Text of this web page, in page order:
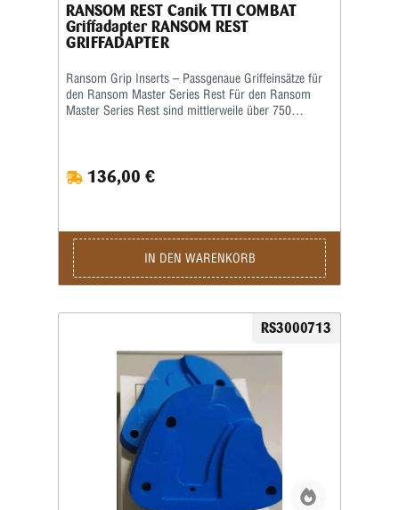
RANSOM REST Canik TTI COMBAT
Griffadapter RANSOM REST
GRIFFADAPTER
Ransom Grip Inserts – Passgenaue Griffeinsätze für
den Ransom Master Series Rest Für den Ransom
Master Series Rest sind mittlerweile über 750
ermöglichen eine sichere sowie wiederholgenaue
Aufnahme der Waffe im Schießstand. Viele Grip
reproduzierbare Schussergebnisse empfiehlt Ransom
jedoch, stets den speziell für das jeweilige
Waffenmodell vorgesehenen Griffeinsatz zu
verwenden. Das Produktbild ist ein Beispielbild!
136,00 €
IN DEN WARENKORB
RS3000713